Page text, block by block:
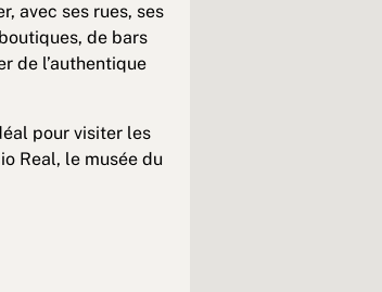
avec ses rues, ses
de bars
de l’authentique
pour visiter les
Real, le musée du